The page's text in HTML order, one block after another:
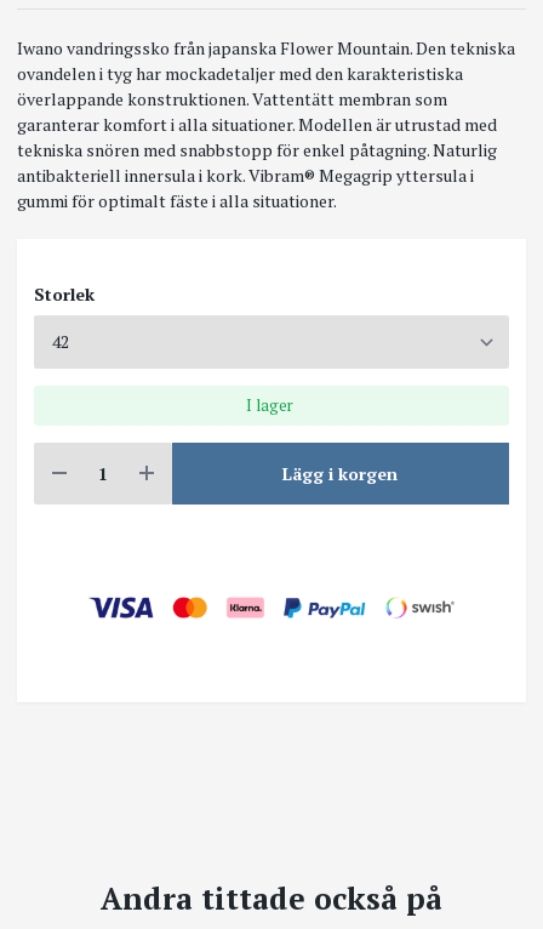
Iwano vandringssko från japanska Flower Mountain. Den tekniska
ovandelen i tyg har mockadetaljer med den karakteristiska
överlappande konstruktionen. Vattentätt membran som
garanterar komfort i alla situationer. Modellen är utrustad med
tekniska snören med snabbstopp för enkel påtagning. Naturlig
antibakteriell innersula i kork. Vibram® Megagrip yttersula i
gummi för optimalt fäste i alla situationer.
Storlek
I lager
Lägg i korgen
Andra tittade också på